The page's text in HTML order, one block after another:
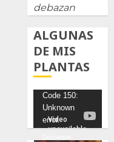
debazan
ALGUNAS
DE MIS
PLANTAS
Reproductor
de
vídeo
Code 150:
Unknown
error.